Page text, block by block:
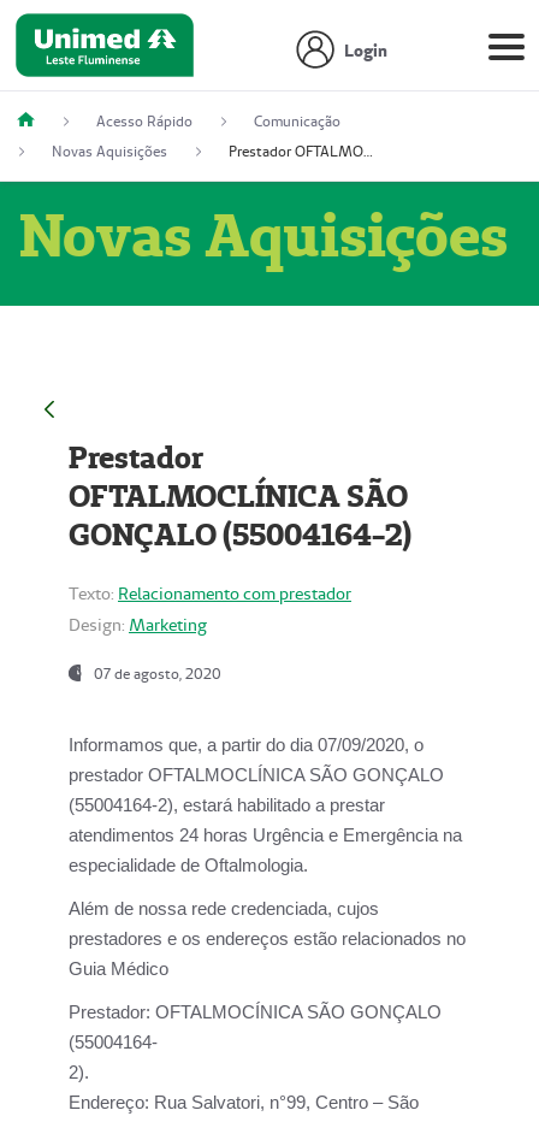
Login
Acesso Rápido
Comunicação
Novas Aquisições
Prestador OFTALMOCLÍNICA SÃO GONÇALO (55004164-2)
Novas Aquisições
Prestador
OFTALMOCLÍNICA SÃO
GONÇALO (55004164-2)
Texto: Relacionamento com prestador
Design: Marketing
07 de agosto, 2020
Informamos que, a partir do dia07/09/2020, o
prestador OFTALMOCLÍNICA SÃO GONÇALO
(55004164-2), estará habilitado a prestar
atendimentos 24 horas Urgência e Emergência na
especialidade de Oftalmologia.
Além de nossa rede credenciada, cujos
prestadores e os endereços estão relacionados no
Guia Médico
Prestador: OFTALMOCÍNICA SÃO GONÇALO
(55004164-
2).
Endereço: Rua Salvatori, n°99, Centro – São